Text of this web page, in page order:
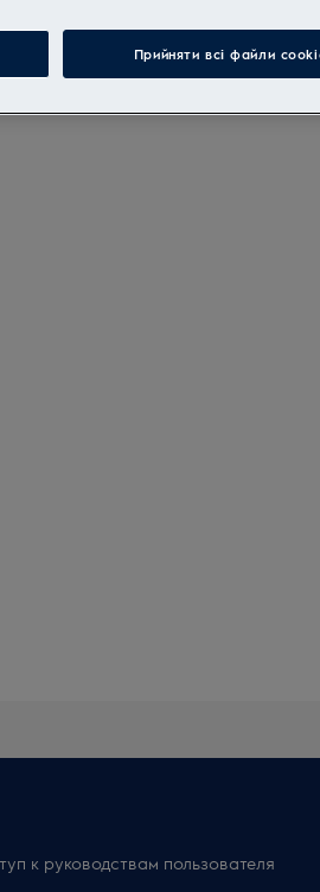
к руководствам пользователя
Прийняти всі файли